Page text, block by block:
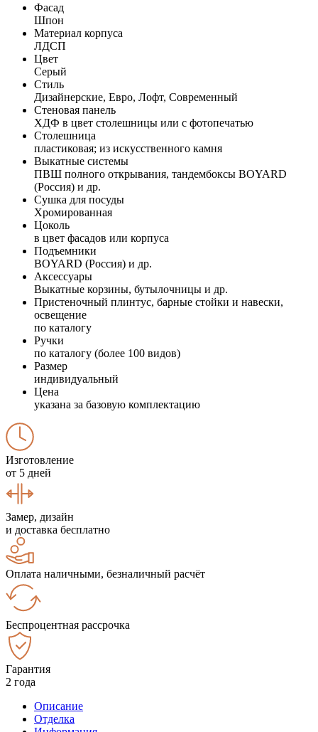
Фасад
Шпон
Материал корпуса
ЛДСП
Цвет
Серый
Стиль
Дизайнерские, Евро, Лофт, Современный
Стеновая панель
ХДФ в цвет столешницы или с фотопечатью
Столешница
пластиковая; из искусственного камня
Выкатные системы
ПВШ полного открывания, тандембоксы BOYARD
(Россия) и др.
Сушка для посуды
Хромированная
Цоколь
в цвет фасадов или корпуса
Подъемники
BOYARD (Россия) и др.
Аксессуары
Выкатные корзины, бутылочницы и др.
Пристеночный плинтус, барные стойки и навески,
освещение
по каталогу
Ручки
по каталогу (более 100 видов)
Размер
индивидуальный
Цена
указана за базовую комплектацию
Изготовление
от 5 дней
Замер, дизайн
и доставка бесплатно
Оплата наличными, безналичный расчёт
Беспроцентная рассрочка
Гарантия
2 года
Описание
Отделка